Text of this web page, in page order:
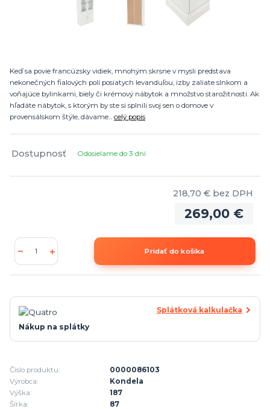
Keď sa povie francúzsky vidiek, mnohým skrsne v mysli predstava
nekonečných fialových polí posiatych levanduľou, izby zaliate slnkom a
voňajúce bylinkami, biely či krémový nábytok a množstvo starožitnosti. Ak
hľadáte nábytok, s ktorým by ste si splnili svoj sen o domove v
provensálskom štýle, dávame... celý popis
Dostupnosť Odosielame do 3 dní
269,00 €
218,70 € bez DPH
Pridať do košíka
Splátková kalkulačka
Nákup na splátky
Číslo produktu:
0000086103
Výrobca:
Kondela
Výška:
187
Šírka:
87